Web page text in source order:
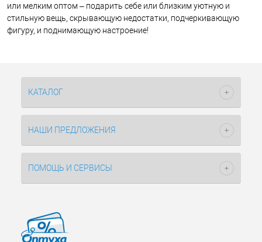
или мелким оптом – подарить себе или близким уютную и
стильную вещь, скрывающую недостатки, подчеркивающую
фигуру, и поднимающую настроение!
КАТАЛОГ
НАШИ ПРЕДЛОЖЕНИЯ
ПОМОЩЬ И СЕРВИСЫ